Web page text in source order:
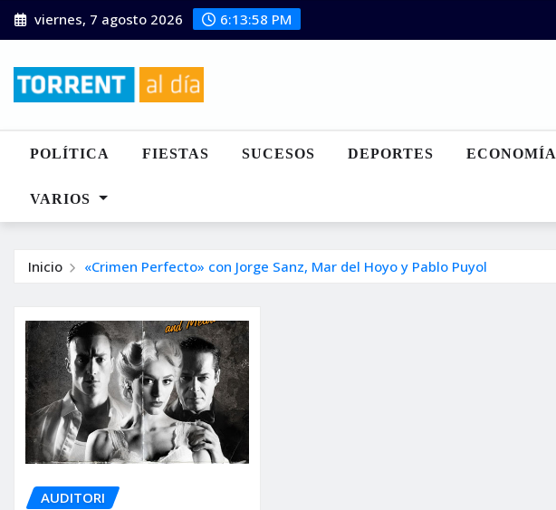
Saltar
al
viernes, 7 agosto 2026 6:13:58 PM
POLÍTICA FIESTAS SUCESOS DEPORTES ECONOMÍA
VARIOS
Inicio «Crimen Perfecto» con Jorge Sanz, Mar del Hoyo y Pablo Puyol
AUDITORI